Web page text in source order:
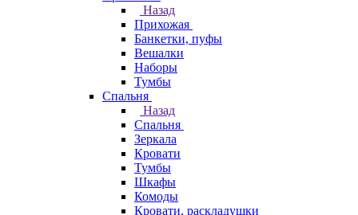
Назад
Прихожая
Банкетки, пуфы
Вешалки
Наборы
Тумбы
Спальня
Назад
Спальня
Зеркала
Кровати
Тумбы
Шкафы
Комоды
Кровати, раскладушки